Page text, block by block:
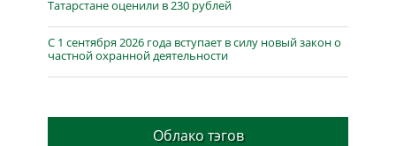
Татарстане оценили в 230 рублей
С 1 сентября 2026 года вступает в силу новый закон о
частной охранной деятельности
Облако тэгов